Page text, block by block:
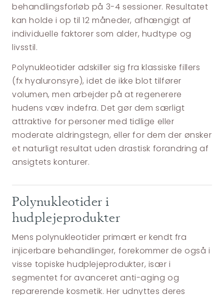
behandlingsforløb på 3-4 sessioner. Resultatet
kan holde i op til 12 måneder, afhængigt af
individuelle faktorer som alder, hudtype og
livsstil.
Polynukleotider adskiller sig fra klassiske fillers
(fx hyaluronsyre), idet de ikke blot tilfører
volumen, men arbejder på at regenerere
hudens væv indefra. Det gør dem særligt
attraktive for personer med tidlige eller
moderate aldringstegn, eller for dem der ønsker
et naturligt resultat uden drastisk forandring af
ansigtets konturer.
Polynukleotider i
hudplejeprodukter
Mens polynukleotider primært er kendt fra
injicerbare behandlinger, forekommer de også i
visse topiske hudplejeprodukter, især i
segmentet for avanceret anti-aging og
reparerende kosmetik. Her udnyttes deres